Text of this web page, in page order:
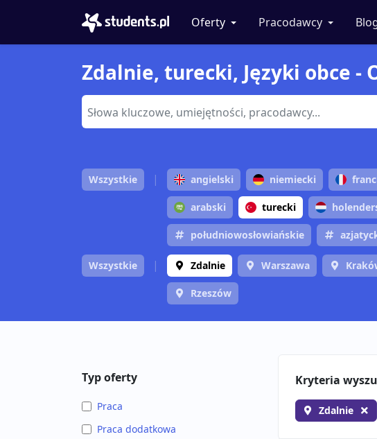
Oferty Pracodawcy
Zdalnie, turecki, Języki obce
Wszystkie angielski niemiecki
arabski turecki
południowosłowiańskie
Wszystkie Zdalnie Warszawa
Rzeszów
Typ oferty
Praca
Praca dodatkowa
Kryteria
Zdalnie